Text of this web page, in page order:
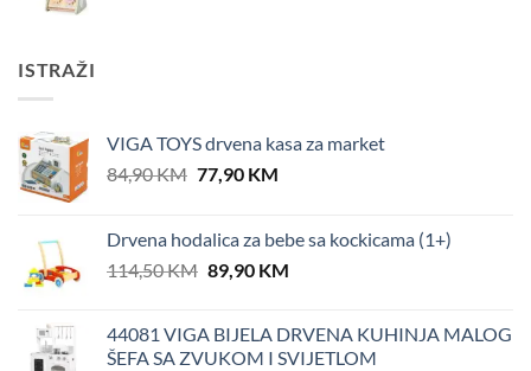
ISTRAŽI
VIGA TOYS drvena kasa za market
84,90KM Original
84,90 KM.
77,90 KMCurrent
77,90 KM.
Drvena hodalica za bebe sa kockicama (1+)
114,50KM Original
114,50 KM.
89,90 KMCurrent
89,90 KM.
44081 VIGA BIJELA DRVENA KUHINJA MALOG
ŠEFA SA ZVUKOM I SVIJETLOM